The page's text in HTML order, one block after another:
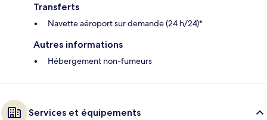
Transferts
Navette aéroport sur demande (24 h/24)*
Autres informations
Hébergement non-fumeurs
Services et équipements